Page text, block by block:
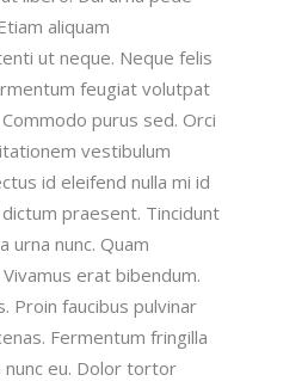
aliquam
ut neque. Neque felis
feugiat volutpat
purus sed. Orci
vestibulum
id eleifend nulla mi id
praesent. Tincidunt
urna nunc. Quam
erat bibendum.
Proin faucibus pulvinar
Fermentum fringilla
eu. Dolor tortor